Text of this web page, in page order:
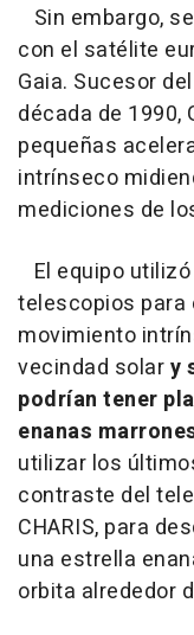
Sin embargo,
con el satélite
Gaia. Sucesor
década de 1990,
pequeñas
intrínseco
mediciones de
El equipo
telescopios para
movimiento
vecindad solary
podrían tener
enanas
utilizar los
contraste del
CHARIS, para
una estrella
orbita alrededor